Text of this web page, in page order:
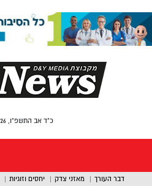
כ"ד אב התשפ"ו, 07/08/2026
דבר העורך מאזני צדק יחסים וזוגיות